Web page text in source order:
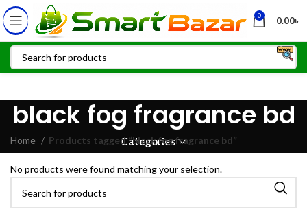
0 0.00৳
black fog fragrance bd
Categories
Home Products tagged “black fog fragrance bd”
No products were found matching your selection.